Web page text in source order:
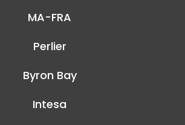
MA-FRA
Perlier
Byron Bay
Intesa